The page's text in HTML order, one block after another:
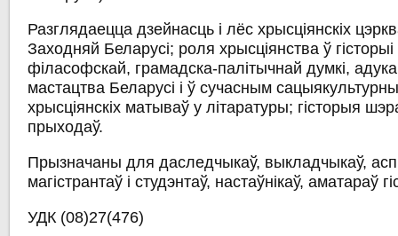
Разглядаецца дзейнасць і лёс хрысціянскіх
Заходняй Беларусі; роля хрысціянства ў гісторыі
філасофскай, грамадска-палітычнай думкі,
мастацтва Беларусі і ў сучасным
хрысціянскіх матываў у літаратуры; гісторыя
прыходаў.
Прызначаны для даследчыкаў, выкладчыкаў,
магістрантаў і студэнтаў, настаўнікаў, аматараў
УДК (08)27(476)